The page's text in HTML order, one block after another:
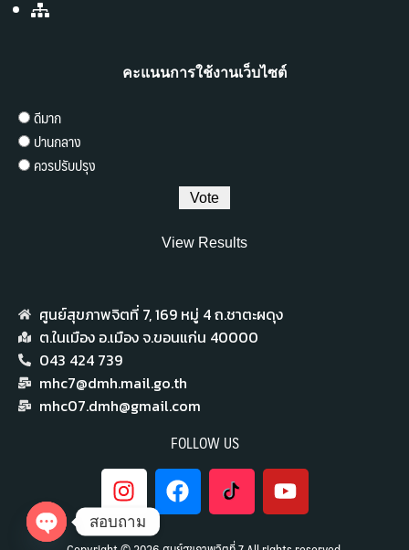
คะแนนการใช้งานเว็บไซต์
ดีมาก
ปานกลาง
ควรปรับปรุง
View Results
ศูนย์สุขภาพจิตที่ 7,​ 169 หมู่ 4 ถ.ชาตะผดุง
ต.ในเมือง อ.เมือง จ.ขอนแก่น 40000
043 424 739
mhc7@dmh.mail.go.th
mhc07.dmh@gmail.com
FOLLOW US
สอบถาม